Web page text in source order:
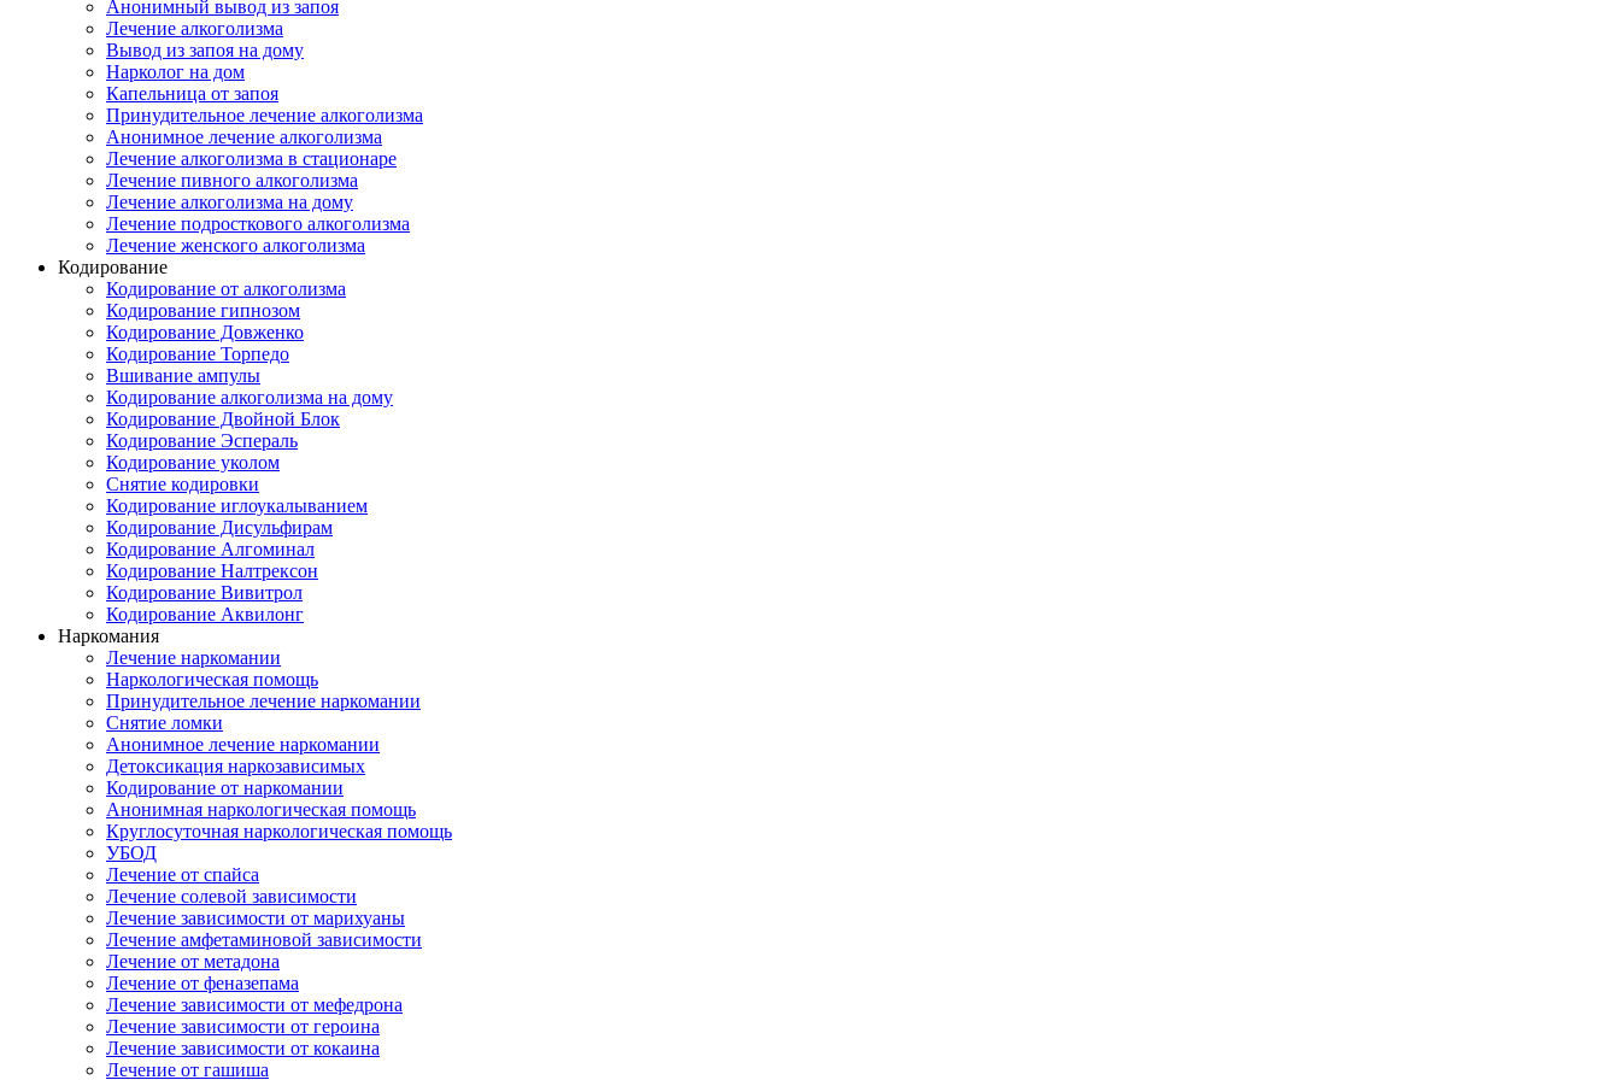
Анонимный вывод из запоя
Лечение алкоголизма
Вывод из запоя на дому
Нарколог на дом
Капельница от запоя
Принудительное лечение алкоголизма
Анонимное лечение алкоголизма
Лечение алкоголизма в стационаре
Лечение пивного алкоголизма
Лечение алкоголизма на дому
Лечение подросткового алкоголизма
Лечение женского алкоголизма
Кодирование
Кодирование от алкоголизма
Кодирование гипнозом
Кодирование Довженко
Кодирование Торпедо
Вшивание ампулы
Кодирование алкоголизма на дому
Кодирование Двойной Блок
Кодирование Эспераль
Кодирование уколом
Снятие кодировки
Кодирование иглоукалыванием
Кодирование Дисульфирам
Кодирование Алгоминал
Кодирование Налтрексон
Кодирование Вивитрол
Кодирование Аквилонг
Наркомания
Лечение наркомании
Наркологическая помощь
Принудительное лечение наркомании
Снятие ломки
Анонимное лечение наркомании
Детоксикация наркозависимых
Кодирование от наркомании
Анонимная наркологическая помощь
Круглосуточная наркологическая помощь
УБОД
Лечение от спайса
Лечение солевой зависимости
Лечение зависимости от марихуаны
Лечение амфетаминовой зависимости
Лечение от метадона
Лечение от феназепама
Лечение зависимости от мефедрона
Лечение зависимости от героина
Лечение зависимости от кокаина
Лечение от гашиша